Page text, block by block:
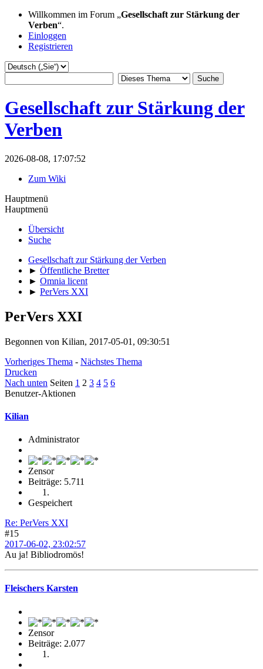
Willkommen im Forum „Gesellschaft zur Stärkung der
Verben“.
Einloggen
Registrieren
Gesellschaft zur Stärkung der
Verben
2026-08-08, 17:07:52
Zum Wiki
Hauptmenü
Hauptmenü
Übersicht
Suche
Gesellschaft zur Stärkung der Verben
► Öffentliche Bretter
► Omnia licent
► PerVers XXI
PerVers XXI
Begonnen von Kilian, 2017-05-01, 09:30:51
Vorheriges Thema - Nächstes Thema
Drucken
Nach unten Seiten 1 2 3 4 5 6
Benutzer-Aktionen
Kilian
Administrator
Zensor
Beiträge: 5.711
Gespeichert
Re: PerVers XXI
#15
2017-06-02, 23:02:57
Au ja! Bibliodromös!
Fleischers Karsten
Zensor
Beiträge: 2.077